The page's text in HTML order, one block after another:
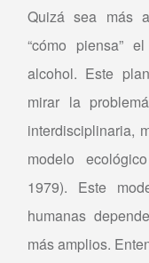
Quizá sea más
“cómo piensa”
alcohol. Este
mirar la
interdisciplinaria,
modelo
1979). Este
humanas
más amplios.